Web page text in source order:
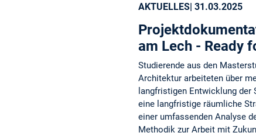
AKTUELLES| 31.03.2025
am Lech - Ready
Studierende aus den
Architektur arbeiteten über
langfristigen Entwicklung der
eine langfristige räumliche
einer umfassenden Analyse
Methodik zur Arbeit mit